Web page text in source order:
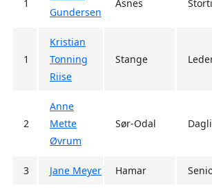
1
Gundersen
Åsnes
1
Kristian
Tonning
Riise
Stange
2
Anne
Mette
Øvrum
Sør-Odal
3 Jane Meyer Hamar